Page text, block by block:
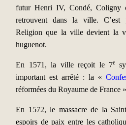
futur Henri IV, Condé, Coligny
retrouvent dans la ville. C’est
Religion que la ville devient la
huguenot.
En 1571, la ville reçoit le 7e
important est arrêté : la «
réformées du Royaume de France
En 1572, le massacre de la
espoirs de paix entre les